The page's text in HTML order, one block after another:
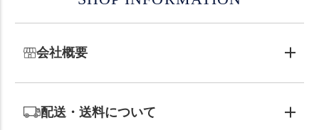
会社概要
配送・送料について